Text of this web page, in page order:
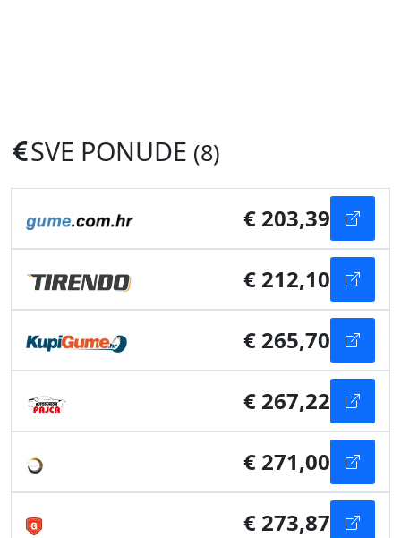
SVE PONUDE (8)
€ 203,39
€ 212,10
€ 265,70
€ 267,22
€ 271,00
€ 273,87